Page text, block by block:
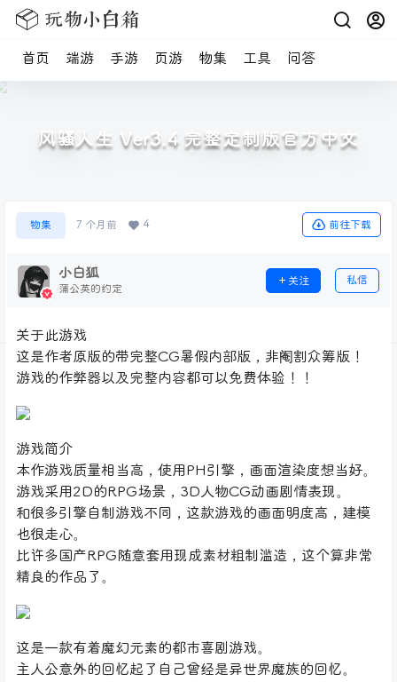
首页 端游 手游 页游 物集 工具 问答
风骚人生 Ver3.4 完整定制版官方中文
物集 7 个月前 4 前往下载
小白狐
蒲公英的约定
关注 私信
关于此游戏
这是作者原版的带完整CG暑假内部版，非阉割众筹版！
游戏的作弊器以及完整内容都可以免费体验！！
游戏简介
本作游戏质量相当高，使用PH引擎，画面渲染度想当好。
游戏采用2D的RPG场景，3D人物CG动画剧情表现。
和很多引擎自制游戏不同，这款游戏的画面明度高，建模
也很走心。
比许多国产RPG随意套用现成素材粗制滥造，这个算非常
精良的作品了。
这是一款有着魔幻元素的都市喜剧游戏。
主人公意外的回忆起了自己曾经是异世界魔族的回忆。